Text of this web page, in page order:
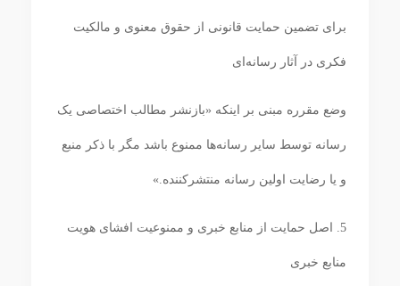
برای تضمین حمایت قانونی از حقوق معنوی و مالکیت
فکری در آثار رسانه‌ای
وضع مقرره مبنی بر اینکه «بازنشر مطالب اختصاصی یک
رسانه توسط سایر رسانه‌ها ممنوع باشد مگر با ذکر منبع
و یا رضایت اولین رسانه منتشرکننده.»
5. اصل حمایت از منابع خبری و ممنوعیت افشای هویت
منابع خبری